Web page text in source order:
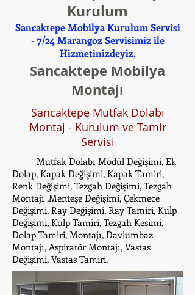
Kurulum
Sancaktepe Mobilya Kurulum Servisi
- 7/24 Marangoz Servisimiz ile
Hizmetinizdeyiz.
Sancaktepe Mobilya
Montajı
Sancaktepe Mutfak Dolabı
Montaj - Kurulum ve Tamir
Servisi
Mutfak Dolabı Mödül Değişimi, Ek
Dolap, Kapak Değişimi, Kapak Tamiri,
Renk Değişimi, Tezgah Değişimi, Tezgah
Montajı ,Menteşe Değişimi, Çekmece
Değişimi, Ray Değişimi, Ray Tamiri, Kulp
Değişimi, Kulp Tamiri, Tezgah Kesimi,
Dolap Tamiri, Montajı, Davlumbaz
Montajı, Aspiratör Montajı, Vastas
Değişimi, Vastas Tamiri.